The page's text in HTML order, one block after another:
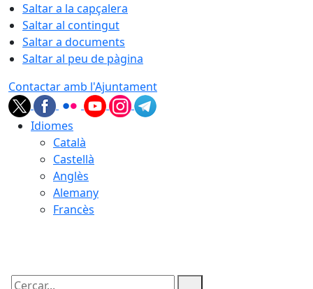
Saltar a la capçalera
Saltar al contingut
Saltar a documents
Saltar al peu de pàgina
Contactar amb l'Ajuntament
Idiomes
Català
Castellà
Anglès
Alemany
Francès